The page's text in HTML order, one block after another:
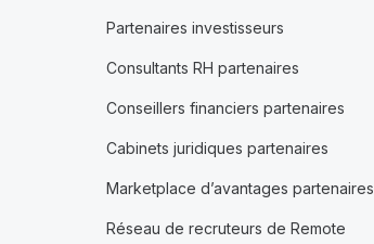
Partenaires investisseurs
Consultants RH partenaires
Conseillers financiers partenaires
Cabinets juridiques partenaires
Marketplace d’avantages partenaires
Réseau de recruteurs de Remote